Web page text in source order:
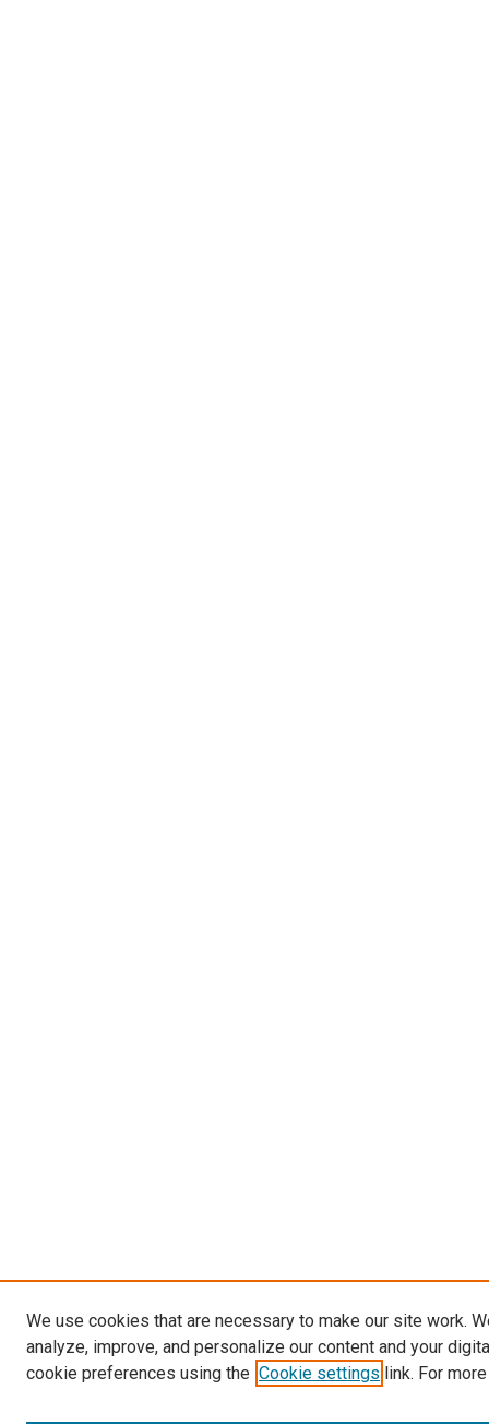
We use cookies that are necessary to make our site work.
analyze, improve, and personalize our content and your
cookie preferences using the Cookie settings link. For